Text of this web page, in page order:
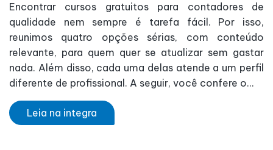
Encontrar cursos gratuitos para contadores de
qualidade nem sempre é tarefa fácil. Por isso,
reunimos quatro opções sérias, com conteúdo
relevante, para quem quer se atualizar sem gastar
nada. Além disso, cada uma delas atende a um perfil
diferente de profissional. A seguir, você confere o...
Leia na integra